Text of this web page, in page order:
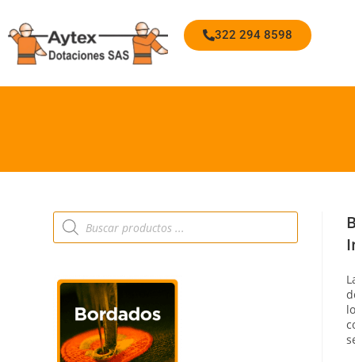
322 294 8598